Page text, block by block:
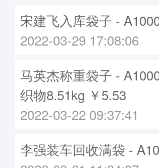
宋建飞入库袋子 -
2022-03-29 17:08:06
马英杰称重袋子 -
织物8.51kg ￥5.53
2022-03-22 09:37:41
李强装车回收满袋 -